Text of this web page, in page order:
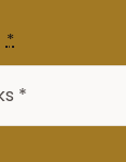
*